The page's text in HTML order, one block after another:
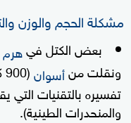
مشكلة الحجم والوزن
بعض الكتل في
ونقلت منأسوان
تفسيره بالتقنيات التي
والمنحدرات الطينية).